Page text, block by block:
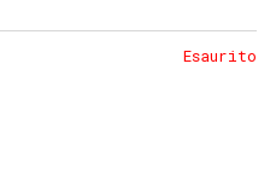
Esaurito